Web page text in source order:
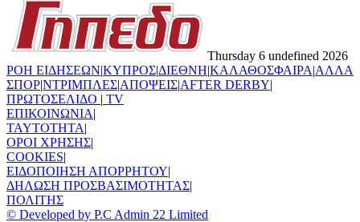
Thursday 6 undefined 2026
ΡΟΗ ΕΙΔΗΣΕΩΝ|ΚΥΠΡΟΣ|ΔΙΕΘΝΗ|ΚΑΛΑΘΟΣΦΑΙΡΑ|ΑΛΛΑ
ΣΠΟΡ|ΝΤΡΙΜΠΛΕΣ|ΑΠΟΨΕΙΣ|AFTER DERBY|
ΠΡΩΤΟΣΕΛΙΔΟ | TV
ΕΠΙΚΟΙΝΩΝΙΑ|
TAYTOTHTA|
ΟΡΟΙ ΧΡΗΣΗΣ|
COOKIES|
ΕΙΔΟΠΟΙΗΣΗ ΑΠΟΡΡΗΤΟΥ|
ΔΗΛΩΣΗ ΠΡΟΣΒΑΣΙΜΟΤΗΤΑΣ|
ΠΟΛΙΤΗΣ
© Developed by P.C Admin 22 Limited